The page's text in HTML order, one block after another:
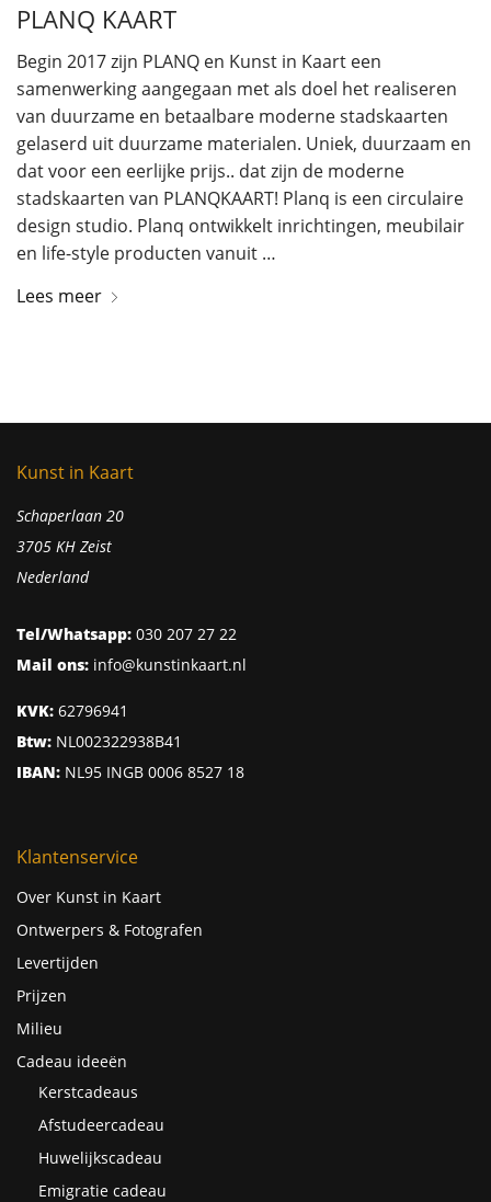
PLANQ KAART
Begin 2017 zijn PLANQ en Kunst in Kaart een
samenwerking aangegaan met als doel het realiseren
van duurzame en betaalbare moderne stadskaarten
gelaserd uit duurzame materialen. Uniek, duurzaam en
dat voor een eerlijke prijs.. dat zijn de moderne
stadskaarten van PLANQKAART! Planq is een circulaire
design studio. Planq ontwikkelt inrichtingen, meubilair
en life-style producten vanuit …
Lees meer
Kunst in Kaart
Schaperlaan 20
3705 KH Zeist
Nederland
Tel/Whatsapp: 030 207 27 22
Mail ons: info@kunstinkaart.nl
KVK: 62796941
Btw: NL002322938B41
IBAN: NL95 INGB 0006 8527 18
Klantenservice
Over Kunst in Kaart
Ontwerpers & Fotografen
Levertijden
Prijzen
Milieu
Cadeau ideeën
Kerstcadeaus
Afstudeercadeau
Huwelijkscadeau
Emigratie cadeau